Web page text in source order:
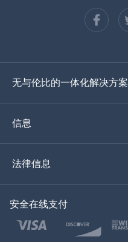
西班牙语
德语
土耳其语
波兰文
无与伦比的一体化解决方案
信息
法律信息
安全在线支付